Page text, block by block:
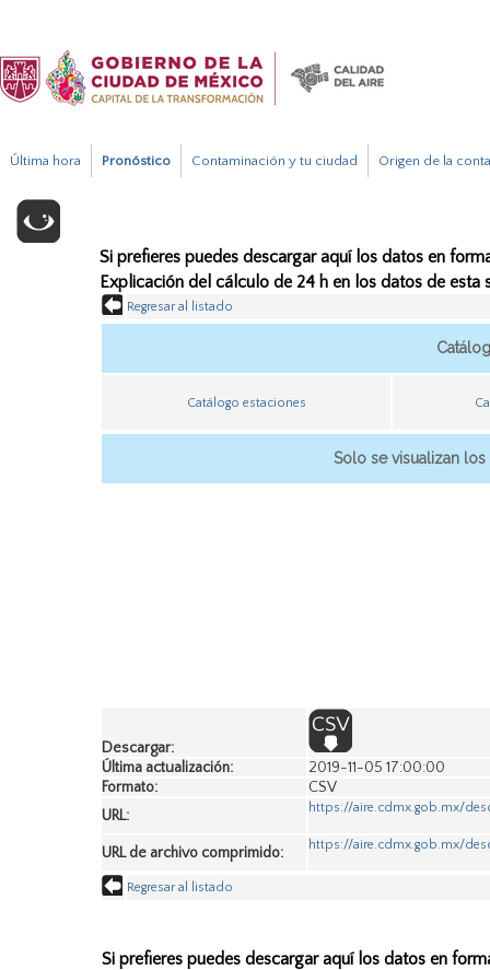
Última hora Pronóstico Contaminación y tu ciudad Origen de la
Si prefieres puedes descargar aquí los datos en
Explicación del cálculo de 24 h en los datos de esta
Regresar al listado
Catálogo estaciones
Solo se visualizan
Descargar:
Última actualización:
2019-11-05 17:00:00
Formato:
CSV
URL:
https://aire.cdmx.gob.mx/
URL de archivo comprimido: https://aire.cdmx.gob.mx/
Regresar al listado
Si prefieres puedes descargar aquí los datos en